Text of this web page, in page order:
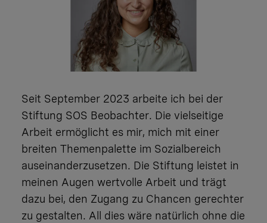
Seit September 2023 arbeite ich bei der
Stiftung SOS Beobachter. Die vielseitige
Arbeit ermöglicht es mir, mich mit einer
breiten Themenpalette im Sozialbereich
auseinanderzusetzen. Die Stiftung leistet in
meinen Augen wertvolle Arbeit und trägt
dazu bei, den Zugang zu Chancen gerechter
zu gestalten. All dies wäre natürlich ohne die